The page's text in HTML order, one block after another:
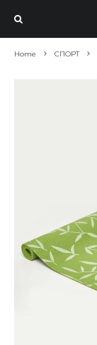
Home СПОРТ